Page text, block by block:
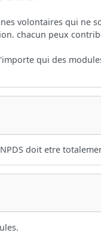
volontaires qui ne
chacun peux
qui des
doit etre